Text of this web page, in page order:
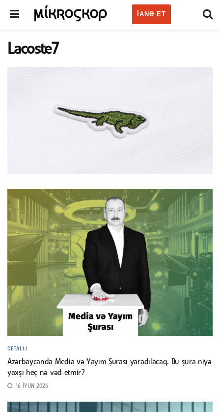
IANƏ ET
Lacoste7
DETALLI
Azərbaycanda Media və Yayım Şurası yaradılacaq. Bu şura niyə
yaxşı heç nə vəd etmir?
16 İYUN 2026